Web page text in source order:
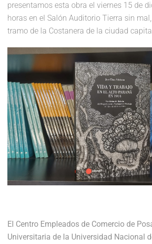
presentamos esta obra el viernes 15 de
horas en el Salón Auditorio Tierra sin
tramo de la Costanera de la ciudad
El Centro Empleados de Comercio de
Universitaria de la Universidad Nacional